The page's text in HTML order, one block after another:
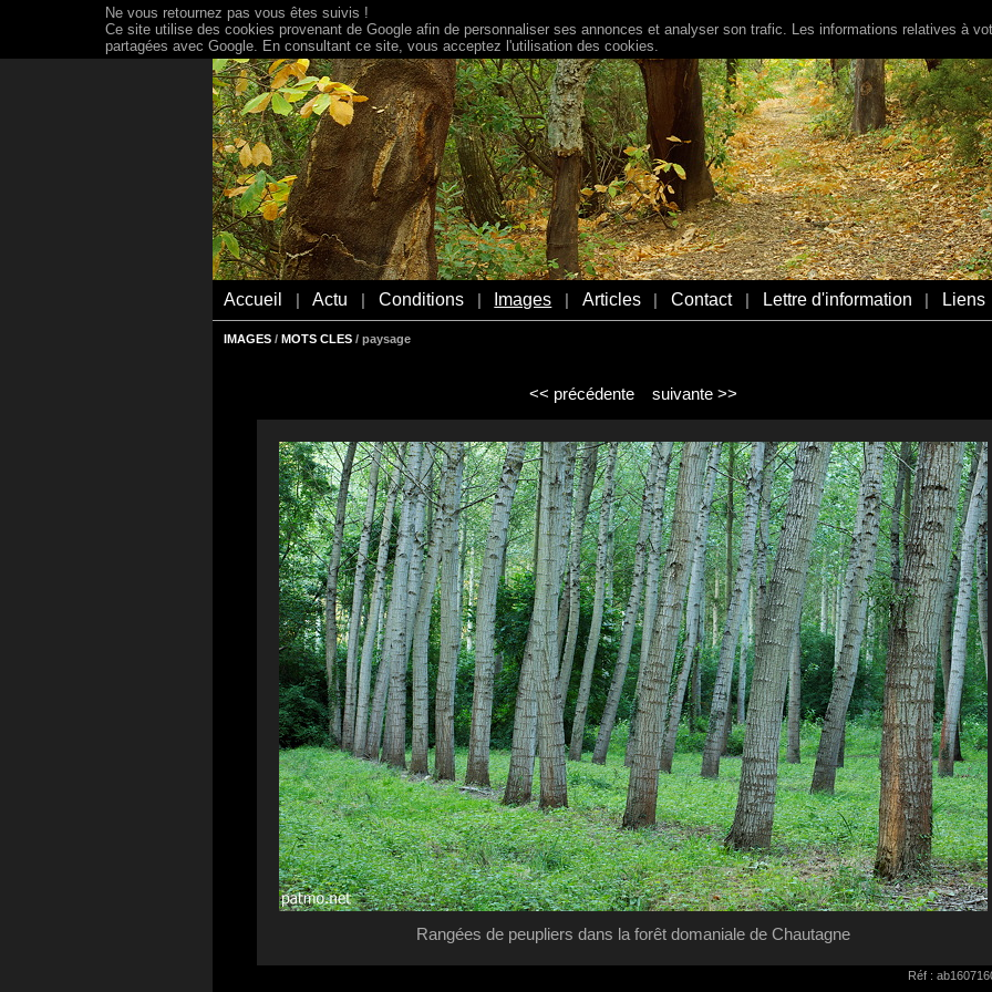
Accueil Actu Conditions Images Articles Contact Lettre d'information Liens
IMAGES / MOTS CLES / paysage
<< précédente suivante >>
Rangées de peupliers dans la forêt domaniale de Chautagne
Réf :
Ne vous retournez pas vous êtes suivis !
Ce site utilise des cookies provenant de Google afin de personnaliser ses annonces et analyser son trafic. Les informations relatives à
partagées avec Google. En consultant ce site, vous acceptez l'utilisation des cookies.